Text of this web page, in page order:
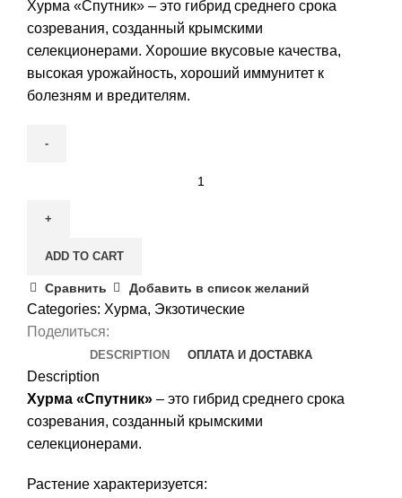
Хурма «Спутник» – это гибрид среднего срока
созревания, созданный крымскими
селекционерами. Хорошие вкусовые качества,
высокая урожайность, хороший иммунитет к
болезням и вредителям.
quantity
ADD TO CART
Сравнить Добавить в список желаний
Categories: Хурма, Экзотические
Поделиться:
DESCRIPTION ОПЛАТА И ДОСТАВКА
Description
Хурма «Спутник» – это гибрид среднего срока
созревания, созданный крымскими
селекционерами.
Растение характеризуется: